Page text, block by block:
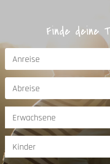
Finde deine